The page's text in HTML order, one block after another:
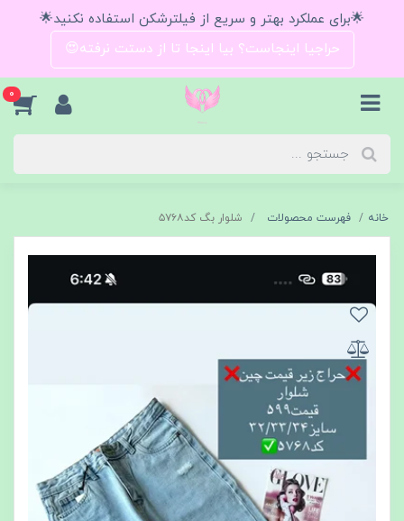
🌟برای عملکرد بهتر و سریع از فیلترشکن استفاده نکنید🌟
حراجیا اینجاست؟ بیا اینجا تا از دستت نرفته😍
0
خانه فهرست محصولات شلوار بگ کد۵۷۶۸